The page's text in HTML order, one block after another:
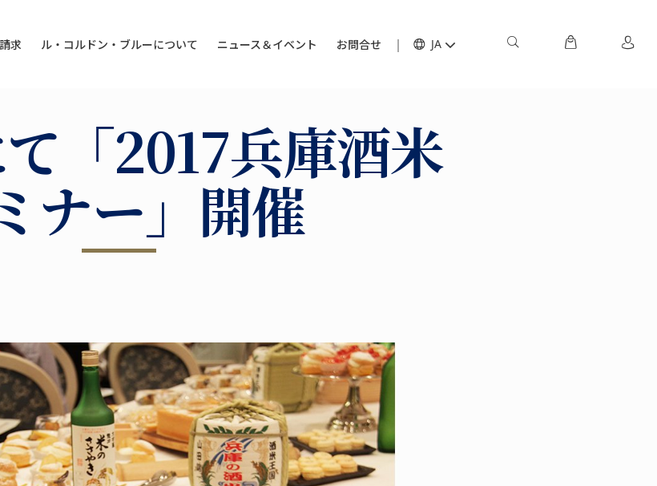
求 ル・コルドン・ブルーについて ニュース＆イベント お問合せ JA
「2017兵庫酒米
ナー」開催